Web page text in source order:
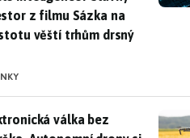
z filmu Sázka na
věští trhům drsný
válka bez člověka.
válka bez